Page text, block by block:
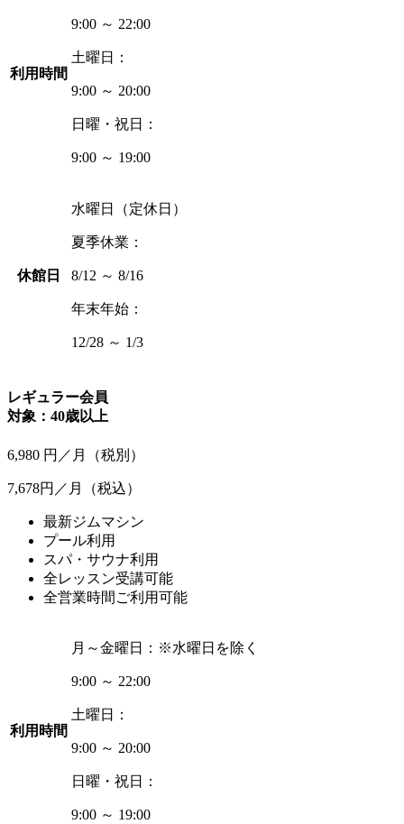
利用時間
9:00 ～ 22:00
土曜日：
9:00 ～ 20:00
日曜・祝日：
9:00 ～ 19:00
休館日
水曜日（定休日）
夏季休業：
8/12 ～ 8/16
年末年始：
12/28 ～ 1/3
レギュラー会員
対象：40歳以上
6,980 円／月 （税別）
7,678円／月 （税込）
最新ジムマシン
プール利用
スパ・サウナ利用
全レッスン受講可能
全営業時間ご利用可能
利用時間
月～金曜日： ※水曜日を除く
9:00 ～ 22:00
土曜日：
9:00 ～ 20:00
日曜・祝日：
9:00 ～ 19:00